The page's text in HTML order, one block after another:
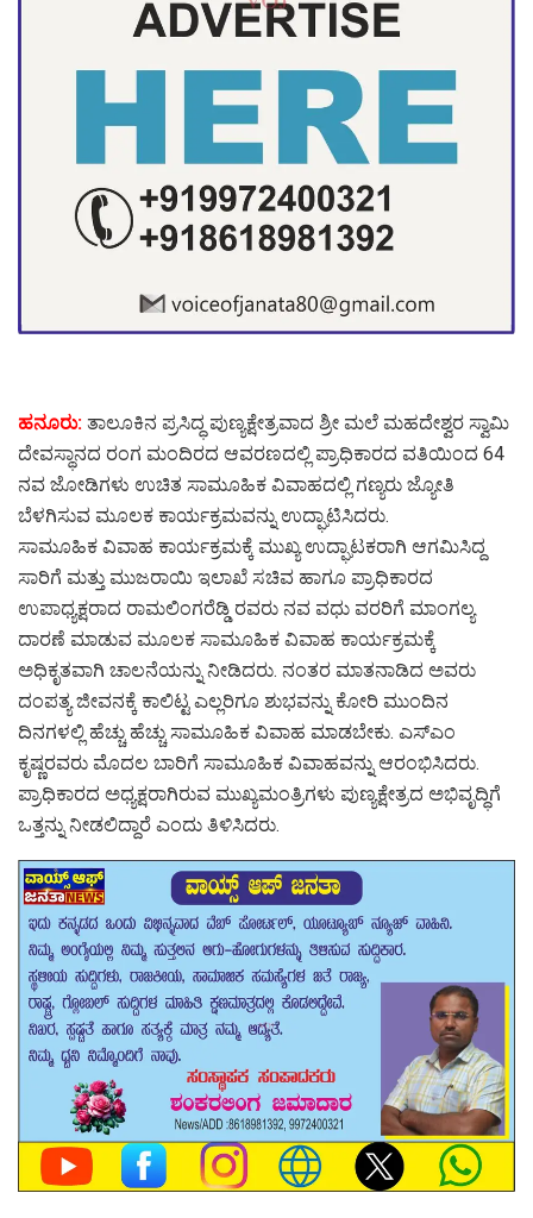
ಹನೂರು: ತಾಲೂಕಿನ ಪ್ರಸಿದ್ಧ ಪುಣ್ಯಕ್ಷೇತ್ರವಾದ ಶ್ರೀ ಮಲೆ ಮಹದೇಶ್ವರ ಸ್ವಾಮಿ
ದೇವಸ್ಥಾನದ ರಂಗ ಮಂದಿರದ ಆವರಣದಲ್ಲಿ ಪ್ರಾಧಿಕಾರದ ವತಿಯಿಂದ 64
ನವ ಜೋಡಿಗಳು ಉಚಿತ ಸಾಮೂಹಿಕ ವಿವಾಹದಲ್ಲಿ ಗಣ್ಯರು ಜ್ಯೋತಿ
ಬೆಳಗಿಸುವ ಮೂಲಕ ಕಾರ್ಯಕ್ರಮವನ್ನು ಉದ್ಘಾಟಿಸಿದರು.
ಸಾಮೂಹಿಕ ವಿವಾಹ ಕಾರ್ಯಕ್ರಮಕ್ಕೆ ಮುಖ್ಯ ಉದ್ಘಾಟಕರಾಗಿ ಆಗಮಿಸಿದ್ದ
ಸಾರಿಗೆ ಮತ್ತು ಮುಜರಾಯಿ ಇಲಾಖೆ ಸಚಿವ ಹಾಗೂ ಪ್ರಾಧಿಕಾರದ
ಉಪಾಧ್ಯಕ್ಷರಾದ ರಾಮಲಿಂಗರೆಡ್ಡಿ ರವರು ನವ ವಧು ವರರಿಗೆ ಮಾಂಗಲ್ಯ
ದಾರಣೆ ಮಾಡುವ ಮೂಲಕ ಸಾಮೂಹಿಕ ವಿವಾಹ ಕಾರ್ಯಕ್ರಮಕ್ಕೆ
ಅಧಿಕೃತವಾಗಿ ಚಾಲನೆಯನ್ನು ನೀಡಿದರು. ನಂತರ ಮಾತನಾಡಿದ ಅವರು
ದಂಪತ್ಯ ಜೀವನಕ್ಕೆ ಕಾಲಿಟ್ಟ ಎಲ್ಲರಿಗೂ ಶುಭವನ್ನು ಕೋರಿ ಮುಂದಿನ
ದಿನಗಳಲ್ಲಿ ಹೆಚ್ಚು ಹೆಚ್ಚು ಸಾಮೂಹಿಕ ವಿವಾಹ ಮಾಡಬೇಕು. ಎಸ್ಎಂ
ಕೃಷ್ಣರವರು ಮೊದಲ ಬಾರಿಗೆ ಸಾಮೂಹಿಕ ವಿವಾಹವನ್ನು ಆರಂಭಿಸಿದರು.
ಪ್ರಾಧಿಕಾರದ ಅಧ್ಯಕ್ಷರಾಗಿರುವ ಮುಖ್ಯಮಂತ್ರಿಗಳು ಪುಣ್ಯಕ್ಷೇತ್ರದ ಅಭಿವೃದ್ಧಿಗೆ
ಒತ್ತನ್ನು ನೀಡಲಿದ್ದಾರೆ ಎಂದು ತಿಳಿಸಿದರು.